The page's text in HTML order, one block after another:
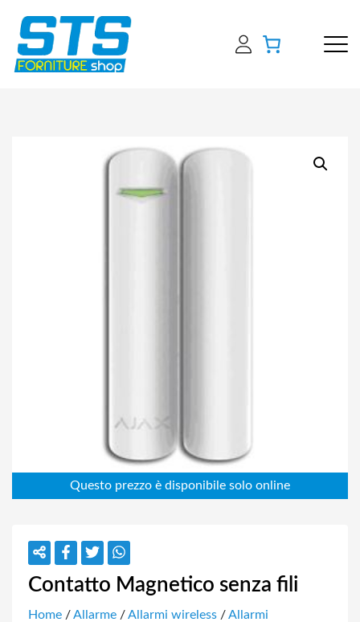
Contatto Magnetico senza fili
Home /Allarme /Allarmi wireless /Allarmi